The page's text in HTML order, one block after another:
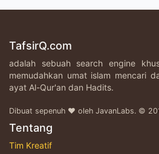
TafsirQ.com
adalah sebuah search engine
memudahkan umat islam mencari
ayat Al-Qur'an dan Hadits.
Dibuat sepenuh ♥ oleh JavanLabs. ©
Tentang
Tim Kreatif